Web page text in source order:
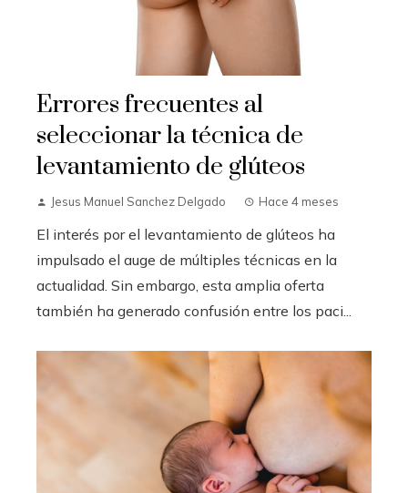
Errores frecuentes al
seleccionar la técnica de
levantamiento de glúteos
Jesus Manuel Sanchez Delgado Hace 4 meses
El interés por el levantamiento de glúteos ha
impulsado el auge de múltiples técnicas en la
actualidad. Sin embargo, esta amplia oferta
también ha generado confusión entre los paci...